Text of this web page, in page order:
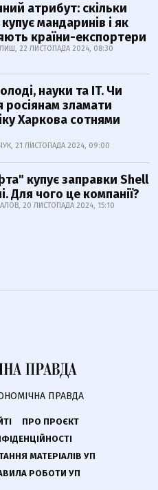
атрибут: скільки
мандаринів і як
країни-експортери
22 ЛИСТОПАДА 2024, 08:30
науки та IT. Чи
росіянам зламати
Харкова сотнями
21 ЛИСТОПАДА 2024, 09:00
купує заправки Shell
Для чого це компанії?
20 ЛИСТОПАДА 2024, 15:10
ПРАВДА
ПРО ПРОЄКТ
МАТЕРІАЛІВ УП
РОБОТИ УП